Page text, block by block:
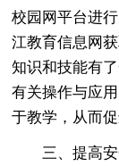
校园网平台进
江教育信息网
知识和技能有
有关操作与应
于教学，从而
三、提高